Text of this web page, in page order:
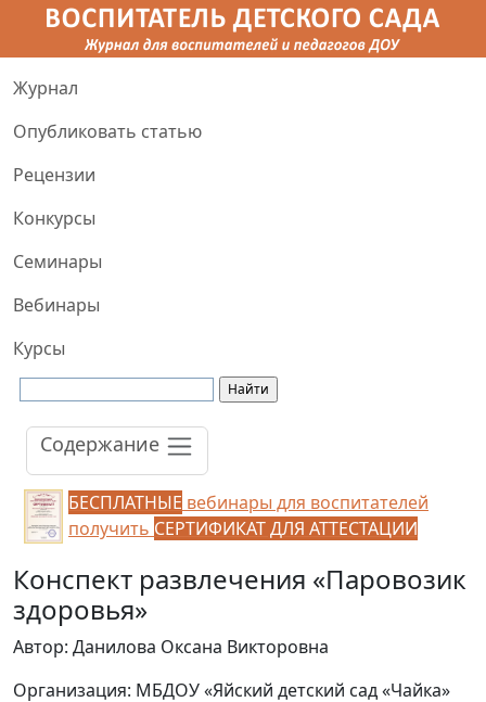
Журнал
Опубликовать статью
Рецензии
Конкурсы
Семинары
Вебинары
Курсы
Содержание
БЕСПЛАТНЫЕ вебинары для воспитателей
получить СЕРТИФИКАТ ДЛЯ АТТЕСТАЦИИ
Конспект развлечения «Паровозик
здоровья»
Автор: Данилова Оксана Викторовна
Организация: МБДОУ «Яйский детский сад «Чайка»